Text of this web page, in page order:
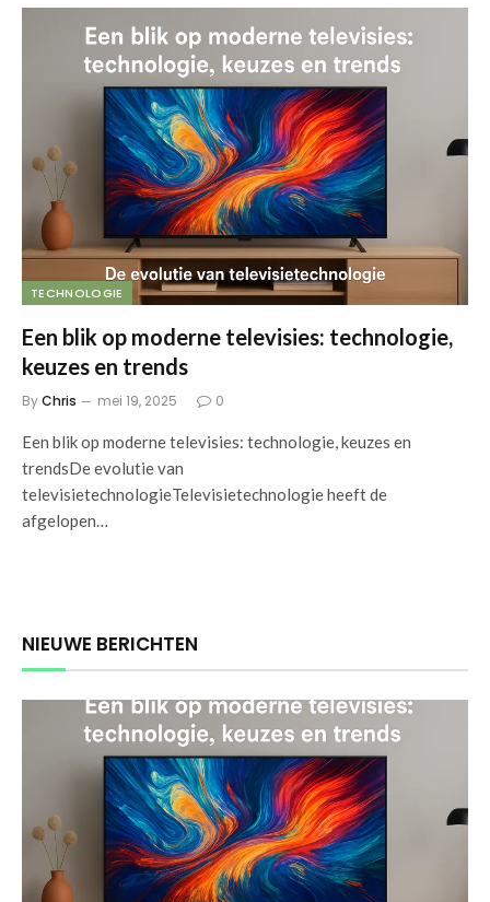
TECHNOLOGIE
Een blik op moderne televisies: technologie,
keuzes en trends
ByChris mei 19, 2025 0
Een blik op moderne televisies: technologie, keuzes en
trendsDe evolutie van
televisietechnologieTelevisietechnologie heeft de
afgelopen…
NIEUWE BERICHTEN